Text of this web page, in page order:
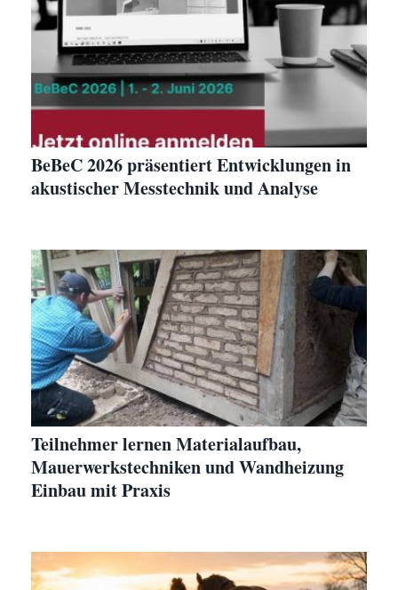
BeBeC 2026 präsentiert Entwicklungen in
akustischer Messtechnik und Analyse
Teilnehmer lernen Materialaufbau,
Mauerwerkstechniken und Wandheizung
Einbau mit Praxis